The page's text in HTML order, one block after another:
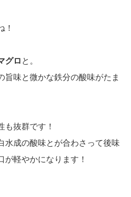
！
グロ と。
旨味と微かな鉄分の酸味がたま
も抜群です！
水成の酸味とが合わさって後味
が軽やかになります！